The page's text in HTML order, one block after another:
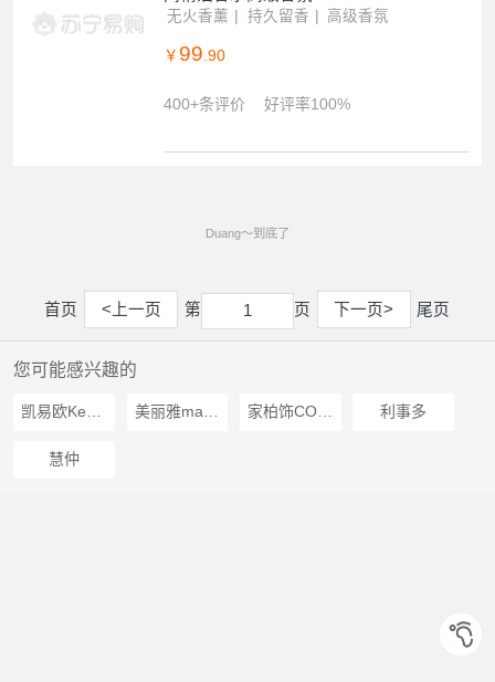
无火香薰 持久留香 高级香氛
￥ 99.90
400+条评价 好评率100%
Duang～到底了
首页 <上一页 第
1
1
页 下一页> 尾页
您可能感兴趣的
凯易欧Keyeon 美丽雅maryya 家柏饰CORATED 利事多
慧仲